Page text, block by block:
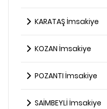
KARATAŞ İmsakiye
KOZAN İmsakiye
POZANTI İmsakiye
SAİMBEYLİ İmsakiye